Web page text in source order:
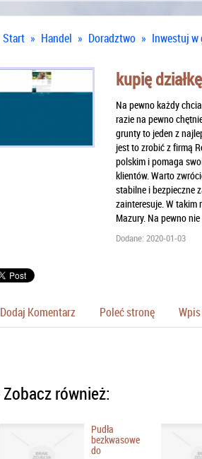
Start » Handel » Doradztwo » Inwestuj
kupię
Na pewno każdy
razie na pewno
grunty to jeden z
jest to zrobić z firmą
polskim i pomaga
klientów. Warto
stabilne i bezpieczne
zainteresuje. W takim
Mazury. Na pewno
Dodane: 2020-01-03
Dodaj Komentarz Poleć stronę
Zobacz również:
Pudła
bezkwasowe
do